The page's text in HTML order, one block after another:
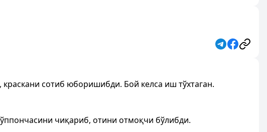
сотиб юборишибди. Бой келса иш тўхтаган.
чиқариб, отини отмоқчи бўлибди.